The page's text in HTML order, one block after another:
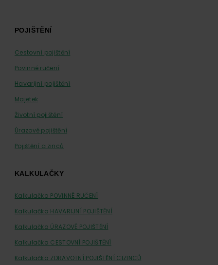
FooterPOJIŠTĚNÍ
Cestovní pojištění
Povinné ručení
Havarijní pojištění
Majetek
Životní pojištění
Úrazové pojištění
Pojištění cizinců
KALKULAČKY
Kalkulačka POVINNÉ RUČENÍ
Kalkulačka HAVARIJNÍ POJIŠTĚNÍ
Kalkulačka ÚRAZOVÉ POJIŠTĚNÍ
Kalkulačka CESTOVNÍ POJIŠTĚNÍ
Kalkulačka ZDRAVOTNÍ POJIŠTĚNÍ CIZINCŮ